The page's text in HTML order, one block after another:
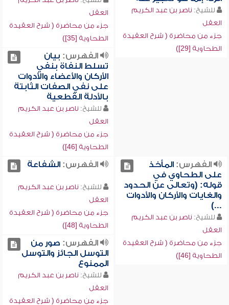
للشيخ: ناصر بن عبد الكريم
العقل
جزء من محاضرة ( شرح العقيدة
الطحاوية [29])
العقل
جزء من محاضرة ( شرح العقيدة
الطحاوية [35])
الفهرس: بيان
تسلط النفاة بنفي
الأركان والأعضاء والأدوات
على نفي الصفات الثابتة
بالأدلة القطعية
للشيخ: ناصر بن عبد الكريم
العقل
جزء من محاضرة ( شرح العقيدة
الطحاوية [46])
الفهرس:المأخذ
على الطحاوي في
قوله: (وتعالى عن الحدود
والغايات والأركان والأدوات
...)
للشيخ: ناصر بن عبد الكريم
العقل
جزء من محاضرة ( شرح العقيدة
الطحاوية [46])
الفهرس:الشفاعة
للشيخ: ناصر بن عبد الكريم
العقل
جزء من محاضرة ( شرح العقيدة
الطحاوية [48])
الفهرس: صور من
التوسل الجائز والتوسل
الممنوع
للشيخ: ناصر بن عبد الكريم
العقل
جزء من محاضرة ( شرح العقيدة